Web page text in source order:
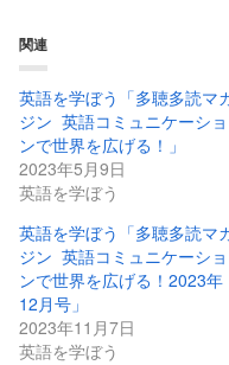
関連
英語を学ぼう「多聴多読マ
ジン 英語コミュニケーショ
ンで世界を広げる！」
2023年5月9日
英語を学ぼう
英語を学ぼう「多聴多読マ
ジン 英語コミュニケーショ
ンで世界を広げる！2023年
12月号」
2023年11月7日
英語を学ぼう